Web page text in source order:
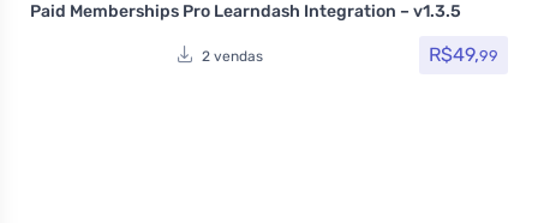
Paid Memberships Pro Learndash Integration – v1.3.5
2 vendas R$49,99